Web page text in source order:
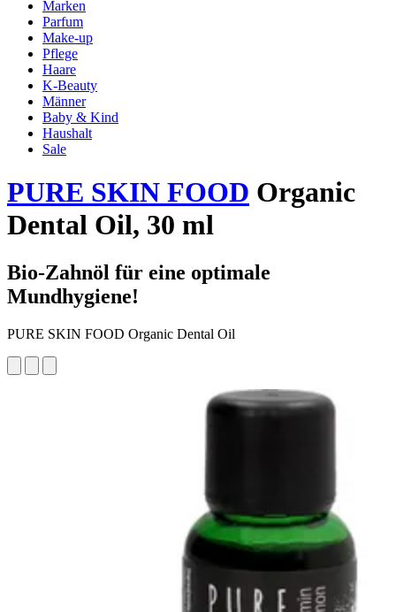
Marken
Parfum
Make-up
Pflege
Haare
K-Beauty
Männer
Baby & Kind
Haushalt
Sale
PURE SKIN FOOD Organic
Dental Oil, 30 ml
Bio-Zahnöl für eine optimale
Mundhygiene!
PURE SKIN FOOD Organic Dental Oil